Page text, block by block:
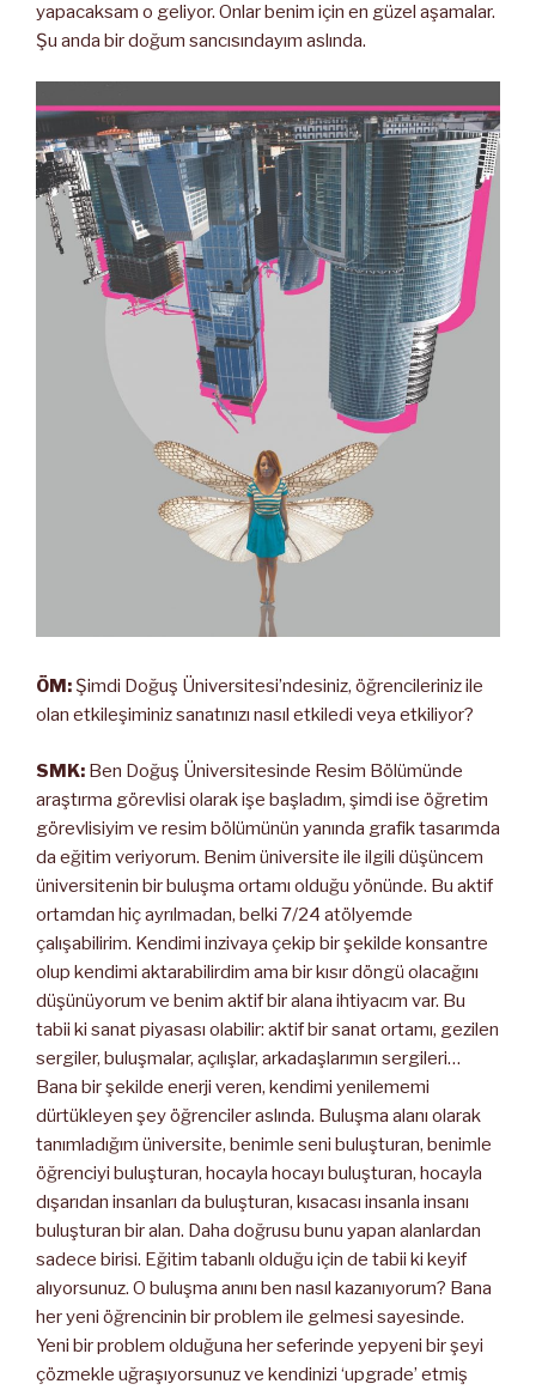
yapacaksam o geliyor. Onlar benim için en güzel aşamalar.
Şu anda bir doğum sancısındayım aslında.
ÖM: Şimdi Doğuş Üniversitesi’ndesiniz, öğrencileriniz ile
olan etkileşiminiz sanatınızı nasıl etkiledi veya etkiliyor?
SMK: Ben Doğuş Üniversitesinde Resim Bölümünde
araştırma görevlisi olarak işe başladım, şimdi ise öğretim
görevlisiyim ve resim bölümünün yanında grafik tasarımda
da eğitim veriyorum. Benim üniversite ile ilgili düşüncem
üniversitenin bir buluşma ortamı olduğu yönünde. Bu aktif
ortamdan hiç ayrılmadan, belki 7/24 atölyemde
çalışabilirim. Kendimi inzivaya çekip bir şekilde konsantre
olup kendimi aktarabilirdim ama bir kısır döngü olacağını
düşünüyorum ve benim aktif bir alana ihtiyacım var. Bu
tabii ki sanat piyasası olabilir: aktif bir sanat ortamı, gezilen
sergiler, buluşmalar, açılışlar, arkadaşlarımın sergileri…
Bana bir şekilde enerji veren, kendimi yenilememi
dürtükleyen şey öğrenciler aslında. Buluşma alanı olarak
tanımladığım üniversite, benimle seni buluşturan, benimle
öğrenciyi buluşturan, hocayla hocayı buluşturan, hocayla
dışarıdan insanları da buluşturan, kısacası insanla insanı
buluşturan bir alan. Daha doğrusu bunu yapan alanlardan
sadece birisi. Eğitim tabanlı olduğu için de tabii ki keyif
alıyorsunuz. O buluşma anını ben nasıl kazanıyorum? Bana
her yeni öğrencinin bir problem ile gelmesi sayesinde.
Yeni bir problem olduğuna her seferinde yepyeni bir şeyi
çözmekle uğraşıyorsunuz ve kendinizi ‘upgrade’ etmiş